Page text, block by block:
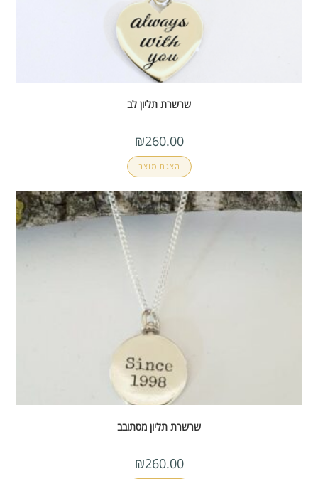
שרשרת תליון לב
₪260.00
הצגת מוצר
שרשרת תליון מסתובב
₪260.00